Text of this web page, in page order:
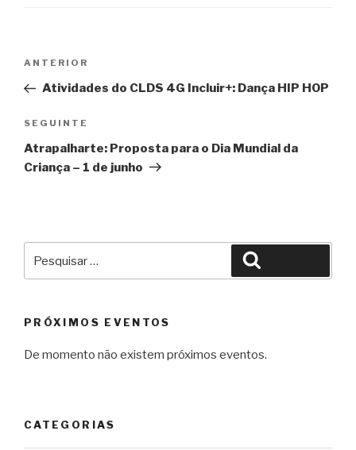
artigos
Conteúdo
anterior
ANTERIOR
Atividades do CLDS 4G Incluir+: Dança HIP HOP
Conteúdo
seguinte
SEGUINTE
Atrapalharte: Proposta para o Dia Mundial da
Criança – 1 de junho
por:
PRÓXIMOS EVENTOS
De momento não existem próximos eventos.
CATEGORIAS